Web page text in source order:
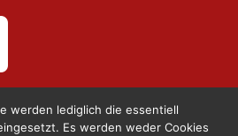
werden lediglich die essentiell
Es werden weder Cookies